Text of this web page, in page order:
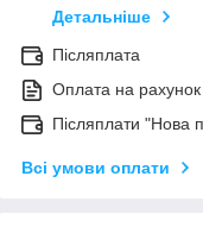
Детальніше
Післяплата
Оплата на рахунок
Післяплати "Нова
Всі умови оплати